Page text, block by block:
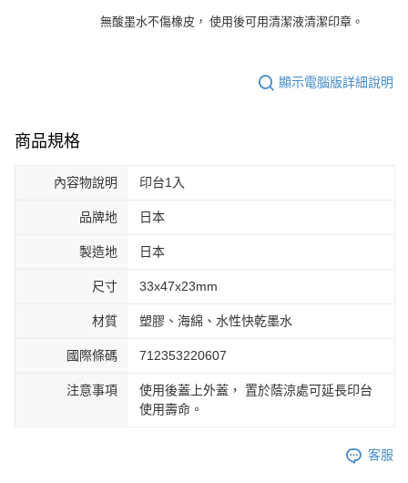
無酸墨水不傷橡皮， 使用後可用清潔液清潔印章。
顯示電腦版詳細說明
商品規格
內容物說明 印台1入
品牌地 日本
製造地 日本
尺寸 33x47x23mm
材質 塑膠、海綿、水性快乾墨水
國際條碼 712353220607
注意事項
使用後蓋上外蓋， 置於蔭涼處可延長印台
使用壽命。
客服